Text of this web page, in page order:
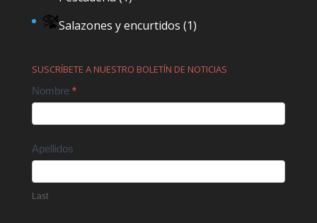
Salazones y encurtidos (1)
SUSCRÍBETE A NUESTRO BOLETÍN DE NOTICIAS
Contact
Nombre *
Apellidos
Last